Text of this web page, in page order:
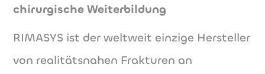
chirurgische Weiterbildung
RIMASYS ist der weltweit einzige Hersteller
von realitätsnahen Frakturen an